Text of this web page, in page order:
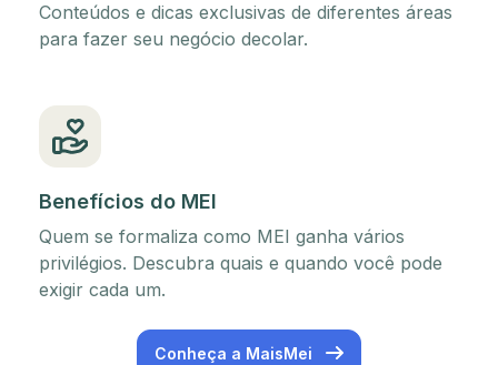
Conteúdos e dicas exclusivas de diferentes áreas
para fazer seu negócio decolar.
Benefícios do MEI
Quem se formaliza como MEI ganha vários
privilégios. Descubra quais e quando você pode
exigir cada um.
Conheça a MaisMei